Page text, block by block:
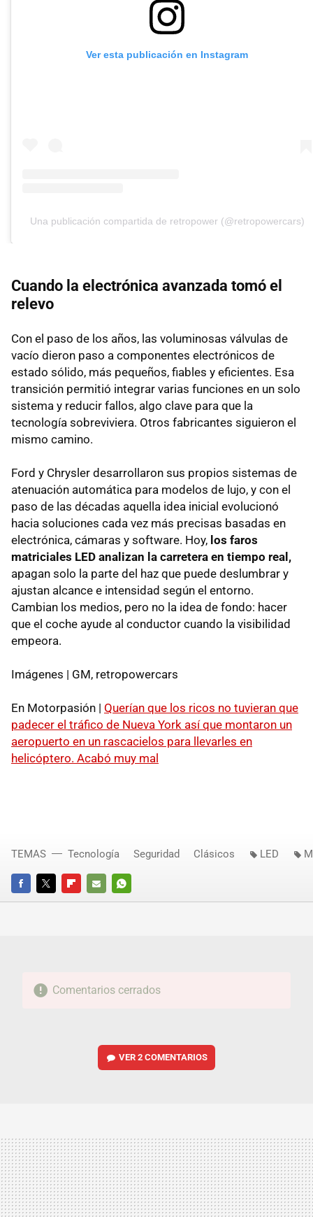
Ver esta publicación en Instagram
Una publicación compartida de retropower (@retropowercars)
Cuando la electrónica avanzada tomó el
relevo
Con el paso de los años, las voluminosas válvulas de
vacío dieron paso a componentes electrónicos de
estado sólido, más pequeños, fiables y eficientes. Esa
transición permitió integrar varias funciones en un solo
sistema y reducir fallos, algo clave para que la
tecnología sobreviviera. Otros fabricantes siguieron el
mismo camino.
Ford y Chrysler desarrollaron sus propios sistemas de
atenuación automática para modelos de lujo, y con el
paso de las décadas aquella idea inicial evolucionó
hacia soluciones cada vez más precisas basadas en
electrónica, cámaras y software. Hoy, los faros
matriciales LED analizan la carretera en tiempo real,
apagan solo la parte del haz que puede deslumbrar y
ajustan alcance e intensidad según el entorno.
Cambian los medios, pero no la idea de fondo: hacer
que el coche ayude al conductor cuando la visibilidad
empeora.
Imágenes | GM, retropowercars
En Motorpasión | Querían que los ricos no tuvieran que
padecer el tráfico de Nueva York así que montaron un
aeropuerto en un rascacielos para llevarles en
helicóptero. Acabó muy mal
FACEBOOKTWITTERFLIPBOARD
E-
WHATSAPP
TEMAS Tecnología Seguridad Clásicos LED
Comentarios cerrados
VER2 COMENTARIOS